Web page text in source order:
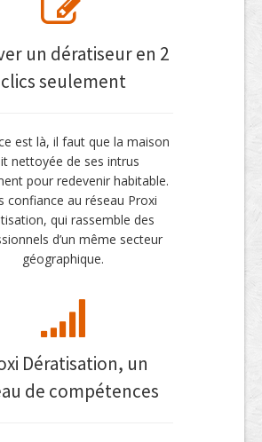
un dératiseur en 2
clics seulement
est là, il faut que la maison
nettoyée de ses intrus
pour redevenir habitable.
confiance au réseau Proxi
qui rassemble des
d’un même secteur
géographique.
Dératisation, un
de compétences